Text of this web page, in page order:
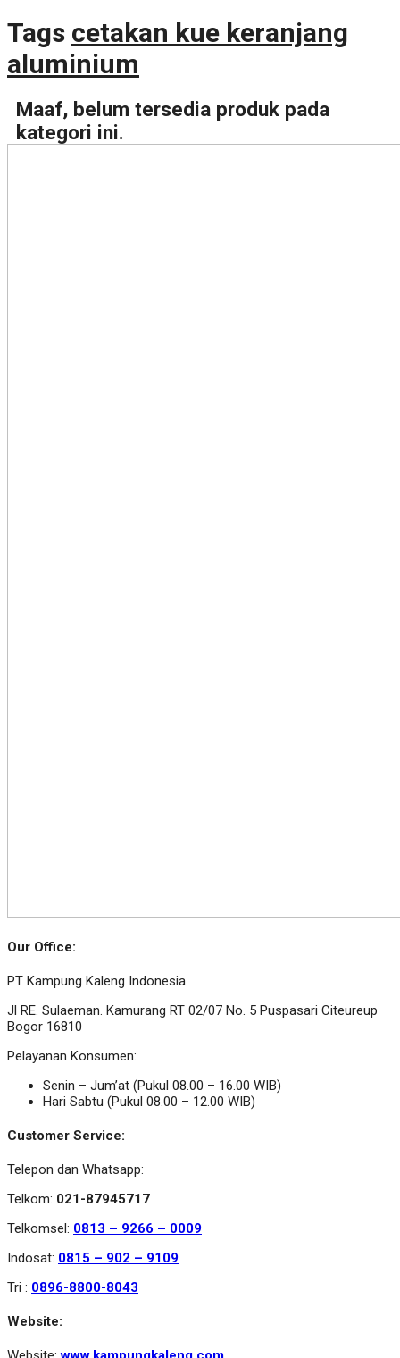
Tags cetakan kue keranjang
aluminium
Maaf, belum tersedia produk pada
kategori ini.
Our Office:
PT Kampung Kaleng Indonesia
Jl RE. Sulaeman. Kamurang RT 02/07 No. 5 Puspasari Citeureup
Bogor 16810
Pelayanan Konsumen:
Senin – Jum’at (Pukul 08.00 – 16.00 WIB)
Hari Sabtu (Pukul 08.00 – 12.00 WIB)
Customer Service:
Telepon dan Whatsapp:
Telkom: 021-87945717
Telkomsel: 0813 – 9266 – 0009
Indosat: 0815 – 902 – 9109
Tri : 0896-8800-8043
Website: